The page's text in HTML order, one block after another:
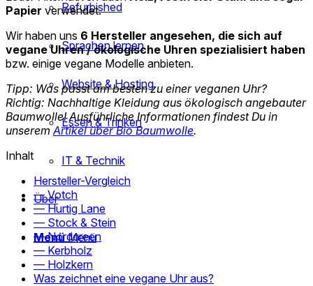
Refurbished
Sprachen lernen
Website & Hosting
Essen & Trinken
IT & Technik
Über
Menü Menü
Papier verwendet.
Wir haben uns 6 Hersteller angesehen, die sich auf
vegane Uhren / ökologische Uhren spezialisiert haben
bzw. einige vegane Modelle anbieten.
Tipp: Was passt am besten zu einer veganen Uhr?
Richtig: Nachhaltige Kleidung aus ökologisch angebauter
Baumwolle! Ausführliche Informationen findest Du in
unseremArtikel über Bio Baumwolle.
Inhalt
Hersteller-Vergleich
— Votch
— Hurtig Lane
— Stock & Stein
— Nordgreen
— Kerbholz
— Holzkern
Was zeichnet eine vegane Uhr aus?